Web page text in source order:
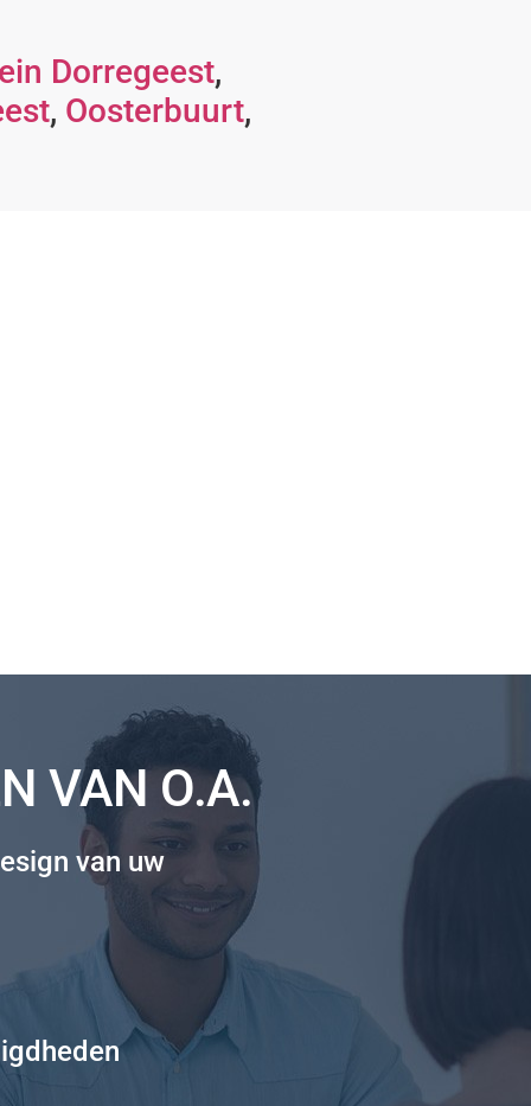
Dorregeest,
, Oosterbuurt,
VAN O.A.
van uw